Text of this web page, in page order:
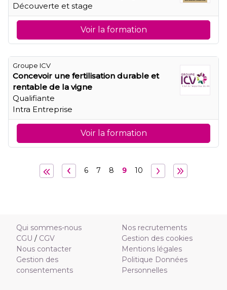
Découverte et stage
Voir la formation
Groupe ICV
Concevoir une fertilisation durable et
rentable de la vigne
Qualifiante
Intra Entreprise
Voir la formation
6 7 8 9 10
Qui sommes-nous
CGU / CGV
Nous contacter
Gestion des
consentements
Nos recrutements
Gestion des cookies
Mentions légales
Politique Données
Personnelles